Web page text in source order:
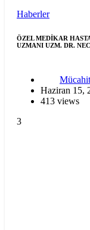
Haberler
ÖZEL MEDİKAR
UZMANI UZM. DR.
Haziran 15,
413 views
3